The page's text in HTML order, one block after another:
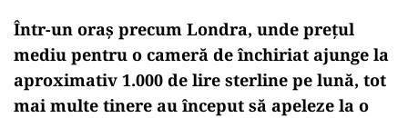
Într-un oraș precum Londra, unde prețul
mediu pentru o cameră de închiriat ajunge la
aproximativ 1.000 de lire sterline pe lună, tot
mai multe tinere au început să apeleze la o